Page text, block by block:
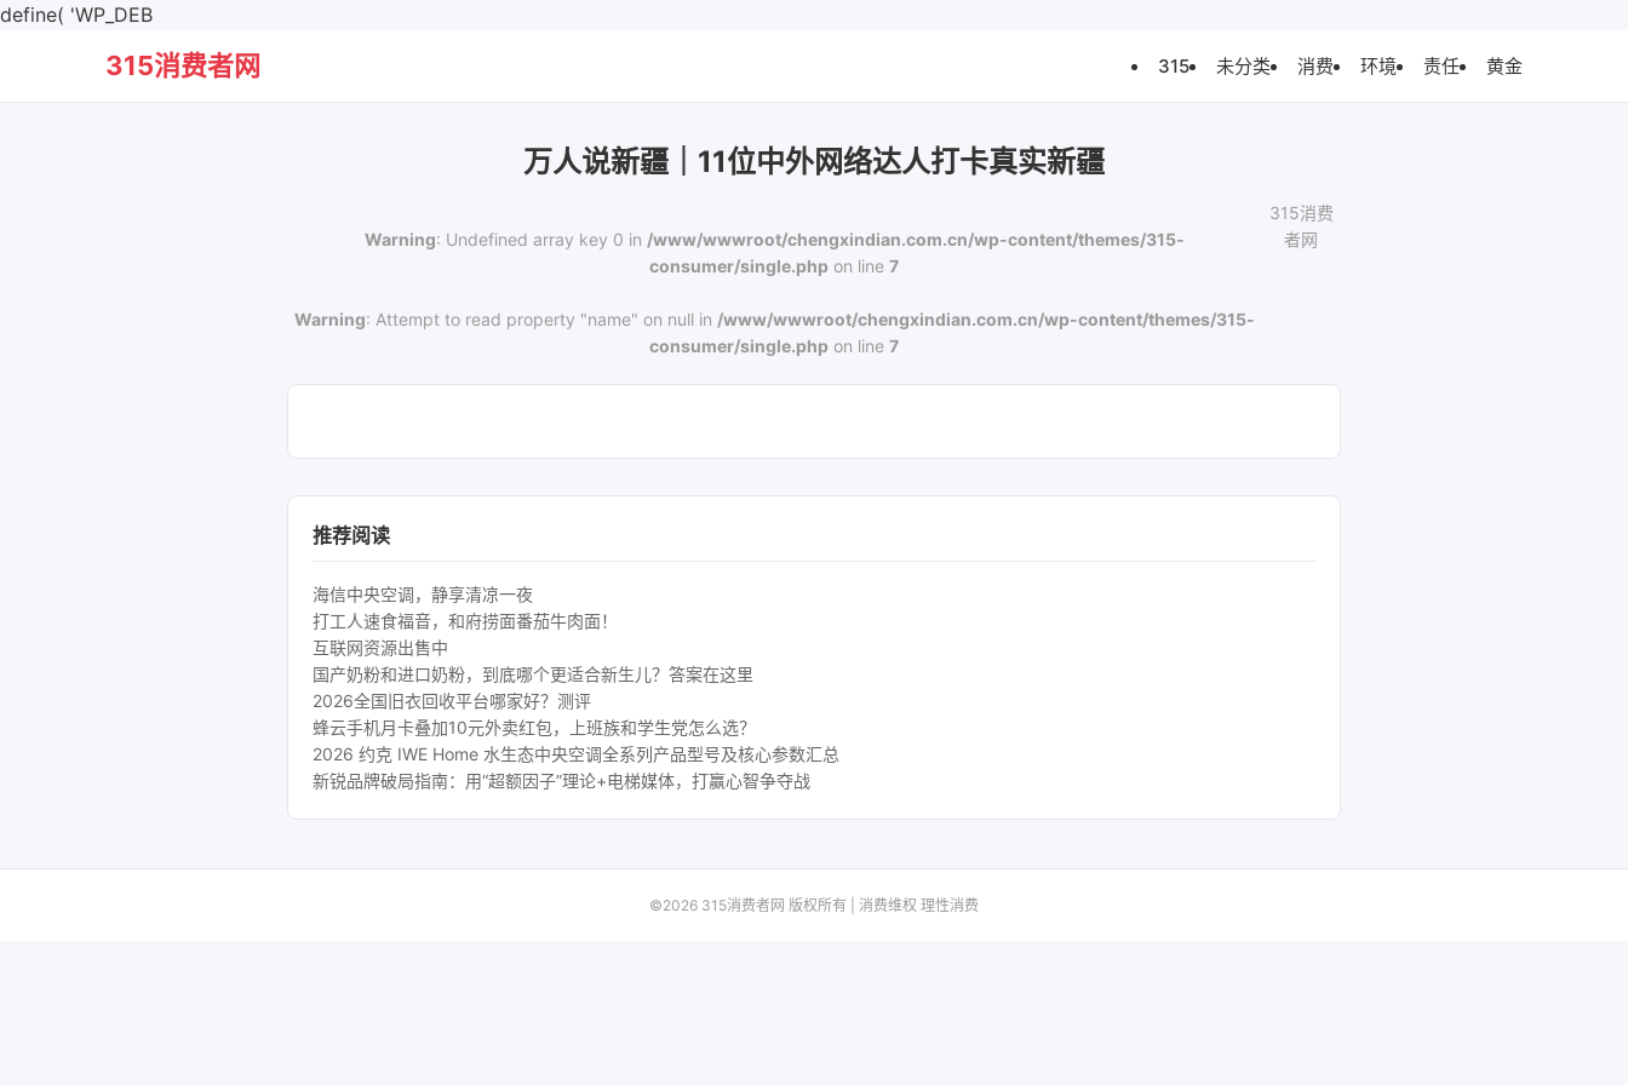
define( 'WP_DEB
315消费者网 315 未分类 消费 环境 责任 黄金
万人说新疆｜11位中外网络达人打卡真实新疆
Warning: Undefined array key 0 in /www/wwwroot/chengxindian.com.cn/wp-content/themes/315-
consumer/single.php on line7
Warning: Attempt to read property "name" on null in /www/wwwroot/chengxindian.com.cn/wp-content/themes/315-
consumer/single.php on line7
315消费
者网
推荐阅读
海信中央空调，静享清凉一夜
打工人速食福音，和府捞面番茄牛肉面！
互联网资源出售中
国产奶粉和进口奶粉，到底哪个更适合新生儿？答案在这里
2026全国旧衣回收平台哪家好？测评
蜂云手机月卡叠加10元外卖红包，上班族和学生党怎么选？
2026 约克 IWE Home 水生态中央空调全系列产品型号及核心参数汇总
新锐品牌破局指南：用“超额因子”理论+电梯媒体，打赢心智争夺战
©2026 315消费者网 版权所有 | 消费维权 理性消费